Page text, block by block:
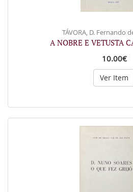
TÁVORA, D. Fernando
A NOBRE E VETUSTA
10.00€
Ver Item